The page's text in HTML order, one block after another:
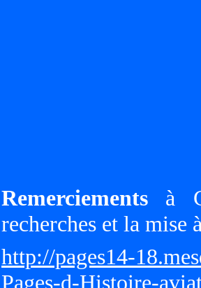
Remerciements à
recherches et la mise
http://pages14-
Pages-d-Histoire-